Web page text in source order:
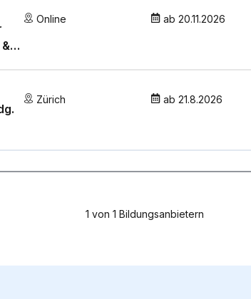
Online ab 20.11.2026
Zürich ab 21.8.2026
1 von 1 Bildungsanbietern